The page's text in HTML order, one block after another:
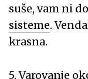
suše, vam ni
sisteme.
krasna.
5. Varovanje